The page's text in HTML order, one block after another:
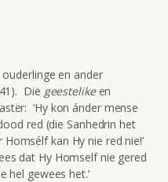
en ander
Die geestelikeen
‘Hy kon ánder mense
red (die Sanhedrin het
kan Hy nie red nie!’
dat Hy Homself nie gered
hel gewees het.’